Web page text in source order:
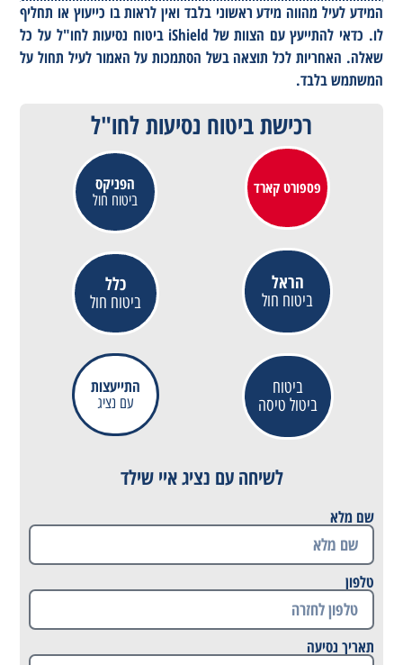
המידע לעיל מהווה מידע ראשוני בלבד ואין לראות בו כייעוץ או תחליף
לו. כדאי להתייעץ עם הצוות של iShield ביטוח נסיעות לחו"ל על כל
שאלה. האחריות לכל תוצאה בשל הסתמכות על האמור לעיל תחול על
המשתמש בלבד.
רכישת ביטוח נסיעות לחו"ל
פספורט קארד
הראל
ביטוח חול
ביטוח
ביטול טיסה
הפניקס
ביטוח חול
כלל
ביטוח חול
התייעצות
עם נציג
לשיחה עם נציג איי שילד
שם מלא
טלפון
תאריך נסיעה